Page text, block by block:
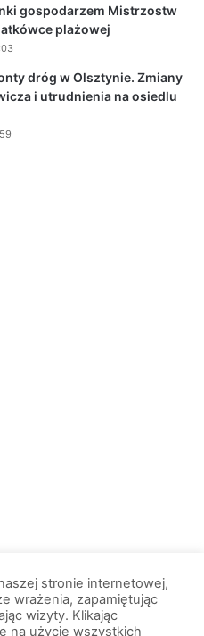
gospodarzem Mistrzostw
plażowej
dróg w Olsztynie. Zmiany
i utrudnienia na osiedlu
stronie internetowej,
wrażenia, zapamiętując
wizyty. Klikając
na użycie wszystkich